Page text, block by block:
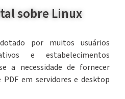
sobre Linux
por muitos usuários
e estabelecimentos
a necessidade de fornecer
em servidores e desktop